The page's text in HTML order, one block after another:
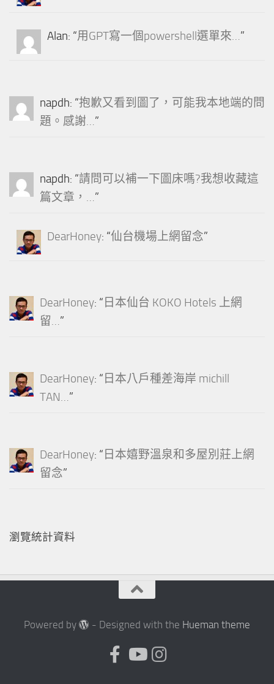
Alan: “用GPT寫一個powershell選單來…”
napdh: “抱歉又看到圖了，可能我本地端的問
題。感謝…”
napdh: “請問可以補一下圖床嗎?我想收藏這
篇文章，…”
DearHoney: “仙台機場上網留念”
DearHoney: “ 日本仙台 KOKO Hotels 上網
留…”
DearHoney: “ 日本八戶種差海岸 michill
TAN…”
DearHoney: “ 日本嬉野溫泉和多屋別莊上網
留念”
瀏覽統計資料
Powered by - Designed with the Hueman theme